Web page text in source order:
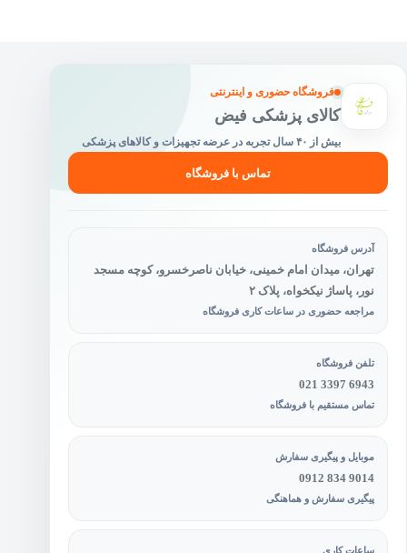
محصول
انتخاب
شوند
فروشگاه حضوری و اینترنتی
کالای پزشکی فیض
بیش از ۴۰ سال تجربه در عرضه تجهیزات و کالاهای پزشکی
تماس با فروشگاه
آدرس فروشگاه
تهران، میدان امام خمینی، خیابان ناصرخسرو، کوچه مسجد
نور، پاساژ نیکخواه، پلاک ۲
مراجعه حضوری در ساعات کاری فروشگاه
تلفن فروشگاه
021 3397 6943
تماس مستقیم با فروشگاه
موبایل و پیگیری سفارش
0912 834 9014
پیگیری سفارش و هماهنگی
ساعات کاری